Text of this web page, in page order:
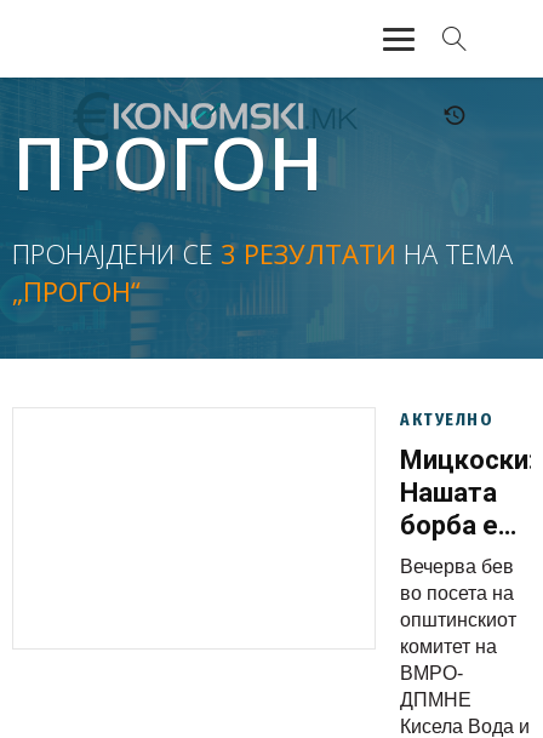
АКТУЕЛНО
ЕКОНОМИЈА
ФИНАНСИИ
БАНКАРСТВО
ЖИВОТ
ПРОГОН
ПРОНАЈДЕНИ СЕ 3 РЕЗУЛТАТИ НА ТЕМА
„ПРОГОН“
АКТУЕЛНО
Мицкоски:
Нашата
борба е
за секој
еден
граѓанин,
против
секое
црнило,
Вечерва бев
во посета на
општинскиот
комитет на
ВМРО-
ДПМНЕ
Кисела Вода и